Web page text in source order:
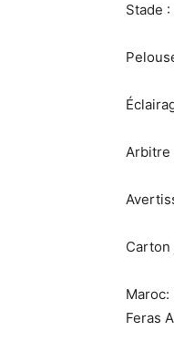
Stade
Arbitre
Carton
Maroc:
Feras